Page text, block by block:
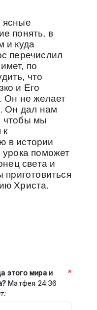
ясные
понять, в
и куда
перечислил
по
что
и Его
Он не желает
Он дал нам
чтобы мы
к
в истории
поможет
света и
приготовиться
Христа.
этого мира и
Матфея 24:36
*